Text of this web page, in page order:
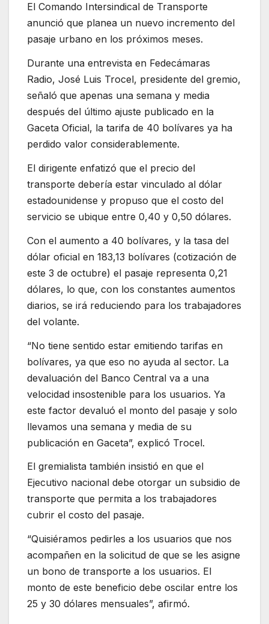
El Comando Intersindical de Transporte
anunció que planea un nuevo incremento del
pasaje urbano en los próximos meses.
Durante una entrevista en Fedecámaras
Radio, José Luis Trocel, presidente del gremio,
señaló que apenas una semana y media
después del último ajuste publicado en la
Gaceta Oficial, la tarifa de 40 bolívares ya ha
perdido valor considerablemente.
El dirigente enfatizó que el precio del
transporte debería estar vinculado al dólar
estadounidense y propuso que el costo del
servicio se ubique entre 0,40 y 0,50 dólares.
Con el aumento a 40 bolívares, y la tasa del
dólar oficial en 183,13 bolívares (cotización de
este 3 de octubre) el pasaje representa 0,21
dólares, lo que, con los constantes aumentos
diarios, se irá reduciendo para los trabajadores
del volante.
“No tiene sentido estar emitiendo tarifas en
bolívares, ya que eso no ayuda al sector. La
devaluación del Banco Central va a una
velocidad insostenible para los usuarios. Ya
este factor devaluó el monto del pasaje y solo
llevamos una semana y media de su
publicación en Gaceta”, explicó Trocel.
El gremialista también insistió en que el
Ejecutivo nacional debe otorgar un subsidio de
transporte que permita a los trabajadores
cubrir el costo del pasaje.
“Quisiéramos pedirles a los usuarios que nos
acompañen en la solicitud de que se les asigne
un bono de transporte a los usuarios. El
monto de este beneficio debe oscilar entre los
25 y 30 dólares mensuales”, afirmó.